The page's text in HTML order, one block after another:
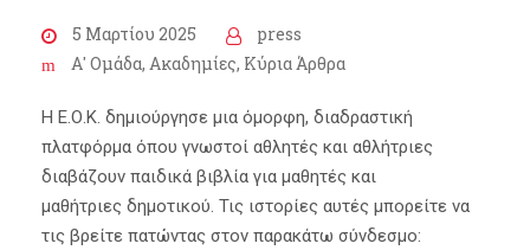
5 Μαρτίου 2025
press
Α' Ομάδα, Ακαδημίες, Κύρια Άρθρα
Η Ε.Ο.Κ. δημιούργησε μια όμορφη, διαδραστική
πλατφόρμα όπου γνωστοί αθλητές και αθλήτριες
διαβάζουν παιδικά βιβλία για μαθητές και
μαθήτριες δημοτικού. Τις ιστορίες αυτές μπορείτε να
τις βρείτε πατώντας στον παρακάτω σύνδεσμο: